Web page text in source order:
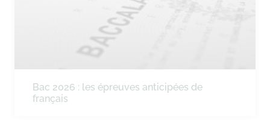
Bac 2026 : les épreuves anticipées de
français